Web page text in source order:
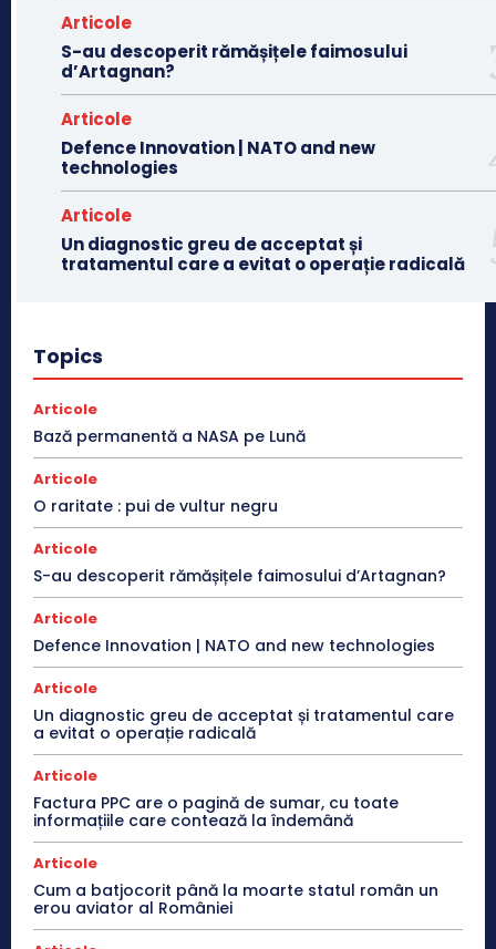
Articole
S-au descoperit rămășițele faimosului
d’Artagnan?
Articole
Defence Innovation | NATO and new
technologies
Articole
Un diagnostic greu de acceptat și
tratamentul care a evitat o operație radicală
Topics
Articole
Bază permanentă a NASA pe Lună
Articole
O raritate : pui de vultur negru
Articole
S-au descoperit rămășițele faimosului d’Artagnan?
Articole
Defence Innovation | NATO and new technologies
Articole
Un diagnostic greu de acceptat și tratamentul care
a evitat o operație radicală
Articole
Factura PPC are o pagină de sumar, cu toate
informațiile care contează la îndemână
Articole
Cum a batjocorit până la moarte statul român un
erou aviator al României